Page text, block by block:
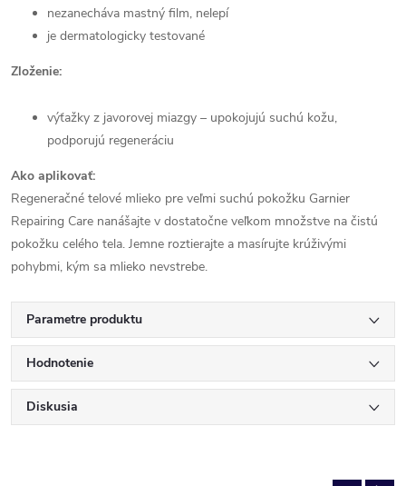
nezanecháva mastný film, nelepí
je dermatologicky testované
Zloženie:
výťažky z javorovej miazgy – upokojujú suchú kožu,
podporujú regeneráciu
Ako aplikovať:
Regeneračné telové mlieko pre veľmi suchú pokožku Garnier
Repairing Care nanášajte v dostatočne veľkom množstve na čistú
pokožku celého tela. Jemne roztierajte a masírujte krúživými
pohybmi, kým sa mlieko nevstrebe.
Parametre produktu
Hodnotenie
Diskusia